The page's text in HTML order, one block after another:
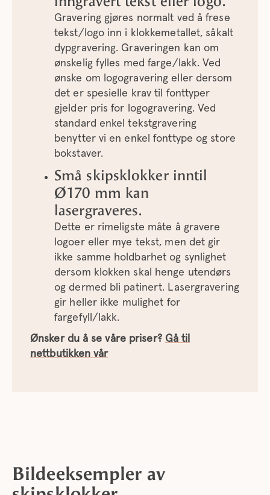
Gravering gjøres normalt ved å frese
tekst/logo inn i klokkemetallet, såkalt
dypgravering. Graveringen kan om
ønskelig fylles med farge/lakk. Ved
ønske om logogravering eller dersom
det er spesielle krav til fonttyper
gjelder pris for logogravering. Ved
standard enkel tekstgravering
benytter vi en enkel fonttype og store
bokstaver.
Små skipsklokker inntil
Ø170 mm kan
lasergraveres.
Dette er rimeligste måte å gravere
logoer eller mye tekst, men det gir
ikke samme holdbarhet og synlighet
dersom klokken skal henge utendørs
og dermed bli patinert. Lasergravering
gir heller ikke mulighet for
fargefyll/lakk.
Ønsker du å se våre priser? Gå til
nettbutikken vår
Bildeeksempler av